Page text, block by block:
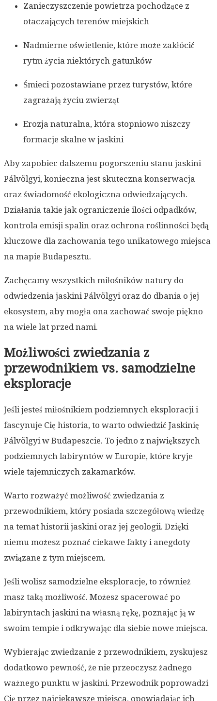
Zanieczyszczenie powietrza pochodzące z
otaczających terenów miejskich
Nadmierne oświetlenie, które może zakłócić
rytm życia niektórych gatunków
Śmieci pozostawiane przez turystów, które
zagrażają życiu zwierząt
Erozja naturalna, która stopniowo niszczy
formacje skalne w jaskini
Aby zapobiec dalszemu pogorszeniu stanu jaskini
Pálvölgyi, konieczna jest skuteczna konserwacja
oraz świadomość ekologiczna odwiedzających.
Działania takie jak ograniczenie ilości odpadków,
kontrola emisji spalin oraz ochrona roślinności będą
kluczowe dla zachowania tego unikatowego miejsca
na mapie Budapesztu.
Zachęcamy wszystkich miłośników natury do
odwiedzenia jaskini Pálvölgyi oraz do dbania o jej
ekosystem, aby mogła ona zachować swoje piękno
na wiele lat przed nami.
Możliwości zwiedzania z
przewodnikiem vs. samodzielne
eksploracje
Jeśli jesteś miłośnikiem podziemnych eksploracji i
fascynuje Cię historia, to warto odwiedzić Jaskinię
Pálvölgyi w Budapeszcie. To jedno z największych
podziemnych labiryntów w Europie, które kryje
wiele tajemniczych zakamarków.
Warto rozważyć możliwość zwiedzania z
przewodnikiem, który posiada szczegółową wiedzę
na temat historii jaskini oraz jej geologii. Dzięki
niemu możesz poznać ciekawe fakty i anegdoty
związane z tym miejscem.
Jeśli wolisz samodzielne eksploracje, to również
masz taką możliwość. Możesz spacerować po
labiryntach jaskini na własną rękę, poznając ją w
swoim tempie i odkrywając dla siebie nowe miejsca.
Wybierając zwiedzanie z przewodnikiem, zyskujesz
dodatkowo pewność, że nie przeoczysz żadnego
ważnego punktu w jaskini. Przewodnik poprowadzi
Cię przez najciekawsze miejsca, opowiadając ich